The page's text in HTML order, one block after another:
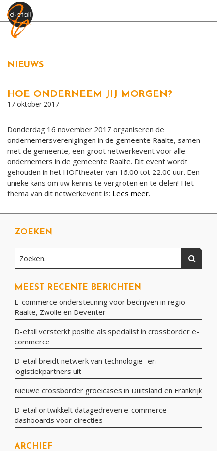
NIEUWS
HOE ONDERNEEM JIJ MORGEN?
17 oktober 2017
Donderdag 16 november 2017 organiseren de
ondernemersverenigingen in de gemeente Raalte, samen
met de gemeente, een groot netwerkevent voor alle
ondernemers in de gemeente Raalte. Dit event wordt
gehouden in het HOFtheater van 16.00 tot 22.00 uur. Een
unieke kans om uw kennis te vergroten en te delen! Het
thema van dit netwerkevent is: Lees meer.
ZOEKEN
Zoeken..
MEEST RECENTE BERICHTEN
E-commerce ondersteuning voor bedrijven in regio
Raalte, Zwolle en Deventer
D-etail versterkt positie als specialist in crossborder e-
commerce
D-etail breidt netwerk van technologie- en
logistiekpartners uit
Nieuwe crossborder groeicases in Duitsland en Frankrijk
D-etail ontwikkelt datagedreven e-commerce
dashboards voor directies
ARCHIEF